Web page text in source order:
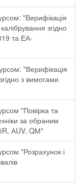
"Верифікація
згідно
та ЕА-
"Верифікація
з вимогами
"Повірка та
за обраним
АUV, QМ"
"Розрахунок і